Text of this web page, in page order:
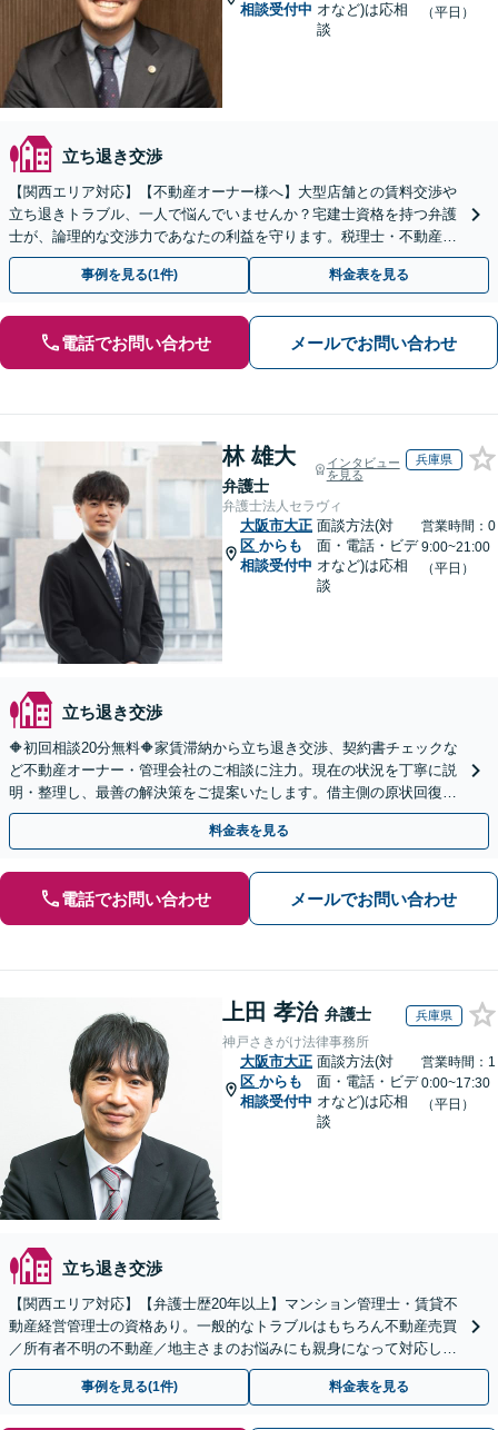
相談受付中 オなど)は応相
談
（平日）
立ち退き交渉
【関西エリア対応】【不動産オーナー様へ】大型店舗との賃料交渉や
立ち退きトラブル、一人で悩んでいませんか？宅建士資格を持つ弁護
士が、論理的な交渉力であなたの利益を守ります。税理士・不動産鑑
定士等と連携し、複雑な案件もワンストップで解決へ。
事例を見る(1件) 料金表を見る
電話でお問い合わせ メールでお問い合わせ
林 雄大
弁護士
インタビュー
を見る
兵庫県
弁護士法人セラヴィ
大阪市大正
区 からも
相談受付中
面談方法(対
面・電話・ビデ
オなど)は応相
談
営業時間：0
9:00~21:00
（平日）
立ち退き交渉
🔶初回相談20分無料🔶家賃滞納から立ち退き交渉、契約書チェックな
ど不動産オーナー・管理会社のご相談に注力。現在の状況を丁寧に説
明・整理し、最善の解決策をご提案いたします。借主側の原状回復・
退去時の立ち会い対応も可能【三ノ宮駅6分】
料金表を見る
電話でお問い合わせ メールでお問い合わせ
上田 孝治 弁護士 兵庫県
神戸さきがけ法律事務所
大阪市大正
区 からも
相談受付中
面談方法(対
面・電話・ビデ
オなど)は応相
談
営業時間：1
0:00~17:30
（平日）
立ち退き交渉
【関西エリア対応】【弁護士歴20年以上】マンション管理士・賃貸不
動産経営管理士の資格あり。一般的なトラブルはもちろん不動産売買
／所有者不明の不動産／地主さまのお悩みにも親身になって対応しま
す【夜間・休日の相談可】
事例を見る(1件) 料金表を見る